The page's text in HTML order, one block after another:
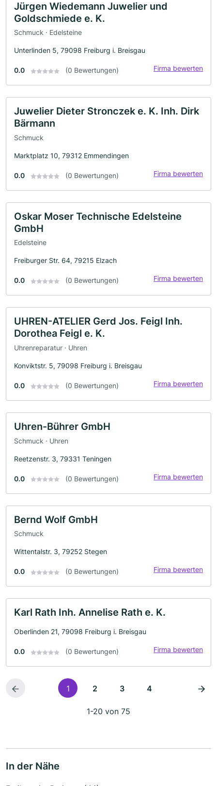
Jürgen Wiedemann Juwelier und
Goldschmiede e. K.
Schmuck · Edelsteine
Unterlinden 5, 79098 Freiburg i. Breisgau
0.0 (0 Bewertungen) Firma bewerten
Juwelier Dieter Stronczek e. K. Inh. Dirk
Bärmann
Schmuck
Marktplatz 10, 79312 Emmendingen
0.0 (0 Bewertungen) Firma bewerten
Oskar Moser Technische Edelsteine
GmbH
Edelsteine
Freiburger Str. 64, 79215 Elzach
0.0 (0 Bewertungen) Firma bewerten
UHREN-ATELIER Gerd Jos. Feigl Inh.
Dorothea Feigl e. K.
Uhrenreparatur · Uhren
Konviktstr. 5, 79098 Freiburg i. Breisgau
0.0 (0 Bewertungen) Firma bewerten
Uhren-Bührer GmbH
Schmuck · Uhren
Reetzenstr. 3, 79331 Teningen
0.0 (0 Bewertungen) Firma bewerten
Bernd Wolf GmbH
Schmuck
Wittentalstr. 3, 79252 Stegen
0.0 (0 Bewertungen) Firma bewerten
Karl Rath Inh. Annelise Rath e. K.
Oberlinden 21, 79098 Freiburg i. Breisgau
0.0 (0 Bewertungen) Firma bewerten
1 2 3 4
1-20 von 75
In der Nähe